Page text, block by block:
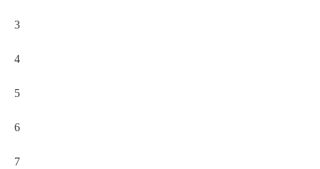
3
4
5
6
7